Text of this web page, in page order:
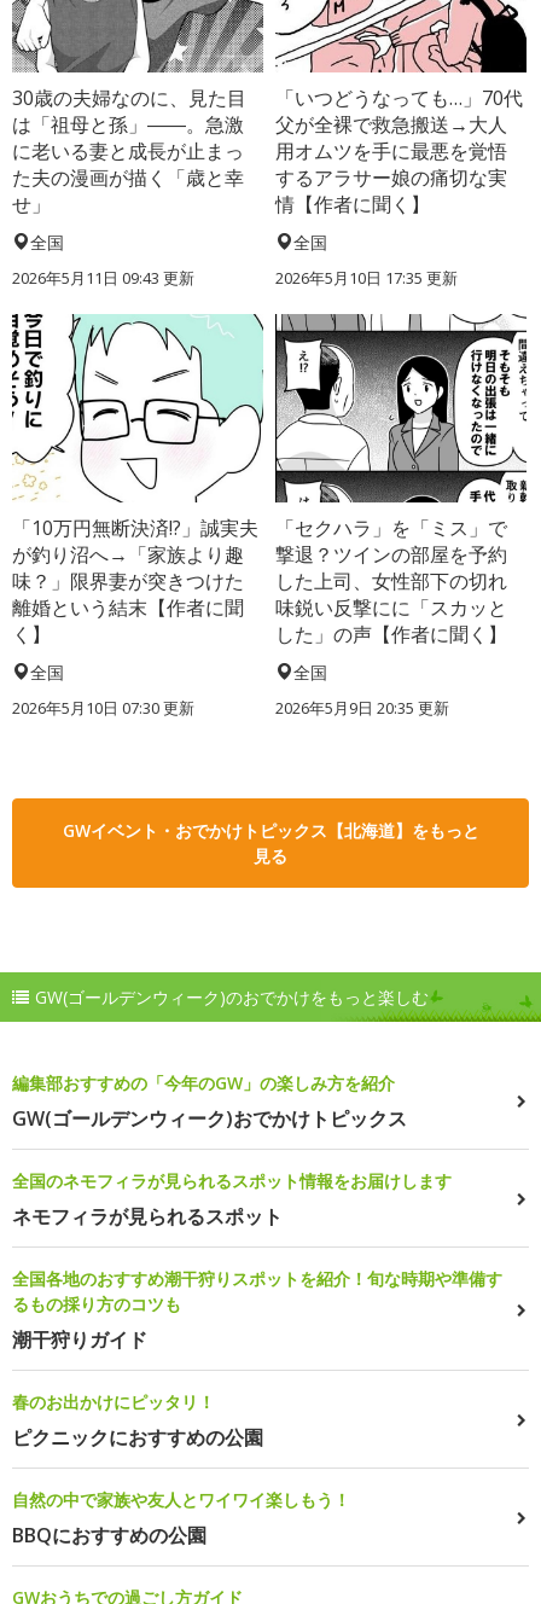
30歳の夫婦なのに、見た目
は「祖母と孫」――。急激
に老いる妻と成長が止まっ
た夫の漫画が描く「歳と幸
せ」
全国
2026年5月11日 09:43 更新
「いつどうなっても…」70代
父が全裸で救急搬送→大人
用オムツを手に最悪を覚悟
するアラサー娘の痛切な実
情【作者に聞く】
全国
2026年5月10日 17:35 更新
「10万円無断決済!?」誠実夫
が釣り沼へ→「家族より趣
味？」限界妻が突きつけた
離婚という結末【作者に聞
く】
全国
2026年5月10日 07:30 更新
「セクハラ」を「ミス」で
撃退？ツインの部屋を予約
した上司、女性部下の切れ
味鋭い反撃にに「スカッと
した」の声【作者に聞く】
全国
2026年5月9日 20:35 更新
GWイベント・おでかけトピックス【北海道】をもっと
見る
GW(ゴールデンウィーク)のおでかけをもっと楽しむ
編集部おすすめの「今年のGW」の楽しみ方を紹介
GW(ゴールデンウィーク)おでかけトピックス
全国のネモフィラが見られるスポット情報をお届けします
ネモフィラが見られるスポット
全国各地のおすすめ潮干狩りスポットを紹介！旬な時期や準備す
るもの採り方のコツも
潮干狩りガイド
春のお出かけにピッタリ！
ピクニックにおすすめの公園
自然の中で家族や友人とワイワイ楽しもう！
BBQにおすすめの公園
GWおうちでの過ごし方ガイド